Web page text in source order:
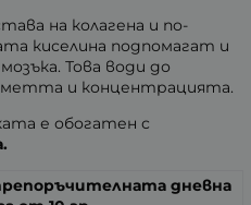
на колагена и по-
киселина подпомагат и
Това води до
и концентрацията.
е обогатен с
дневна